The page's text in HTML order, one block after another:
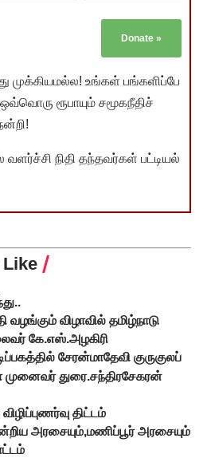
Donate »
உங்கள் பங்களிப்பே
ரூபாயும் சமூகநீதிச்
நிதி தந்தவர்கள் பட்டியல்
வழங்கும் விழாவில் தமிழ்நாடு
கே.எஸ்.அழகிரி
சேரன்மாதேவி குருகுலப்
முனைவர் துரை.சந்திரசேகரன்
திட்டம்
அரசையும்,மணிப்பூர் அரசையும்